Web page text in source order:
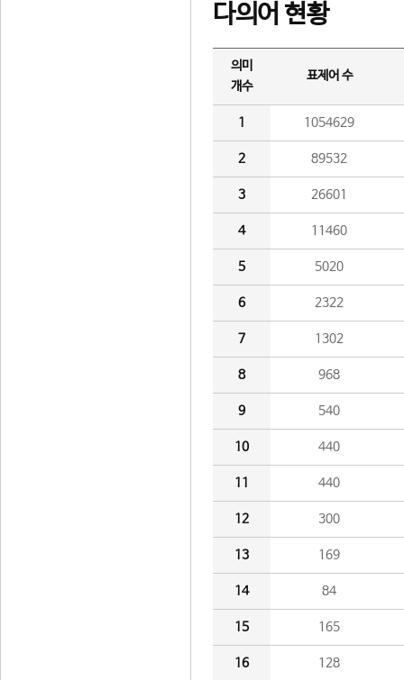
다의어 현황
의미
개수
표제어 수
1 1054629
2 89532
3 26601
4 11460
5 5020
6 2322
7 1302
8 968
9 540
10 440
11 440
12 300
13 169
14 84
15 165
16 128